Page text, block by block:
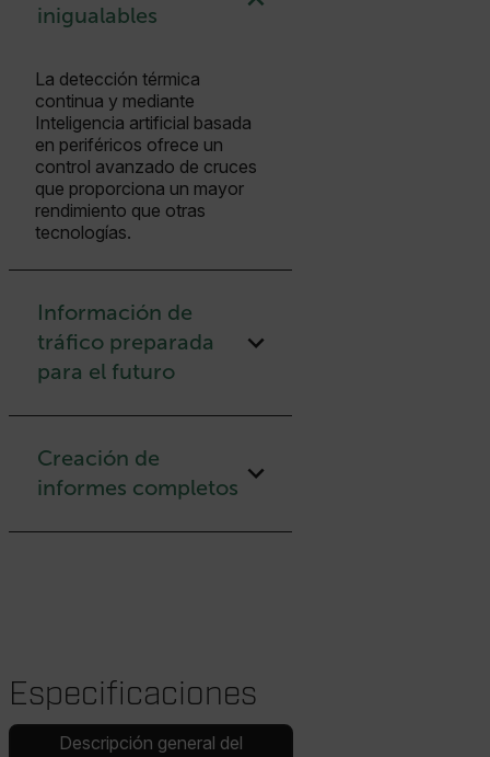
inigualables
La detección térmica
continua y mediante
Inteligencia artificial basada
en periféricos ofrece un
control avanzado de cruces
que proporciona un mayor
rendimiento que otras
tecnologías.
Información de
tráfico preparada
para el futuro
Creación de
informes completos
Especificaciones
Descripción general del